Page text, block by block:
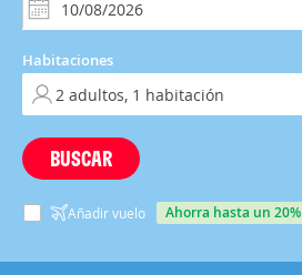
Habitaciones
BUSCAR
Añadir vuelo ahorra hasta un 20%